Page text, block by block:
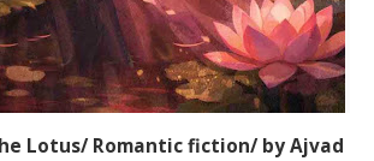
far he is willing to go to achieve his
he is prepared to lose along the way.
Lotus/ Romantic fiction/ by Ajvad